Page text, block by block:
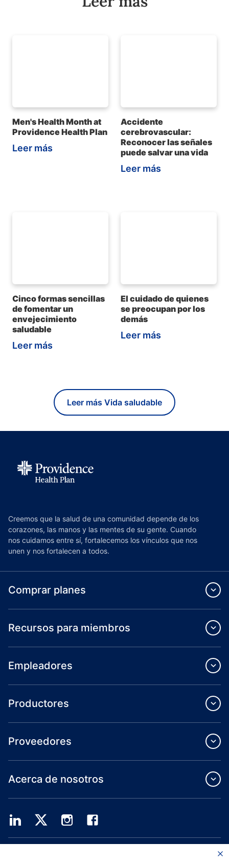
Men's Health Month at
Providence Health Plan
Leer más
Accidente
cerebrovascular:
Reconocer las señales
puede salvar una vida
Leer más
Cinco formas sencillas
de fomentar un
envejecimiento
saludable
Leer más
El cuidado de quienes
se preocupan por los
demás
Leer más
Leer más Vida saludable
Creemos que la salud de una comunidad depende de los
corazones, las manos y las mentes de su gente. Cuando
nos cuidamos entre sí, fortalecemos los vínculos que nos
unen y nos fortalecen a todos.
Comprar planes
Recursos para miembros
Empleadores
Productores
Proveedores
Acerca de nosotros